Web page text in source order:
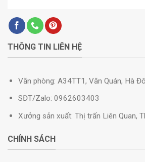
THÔNG TIN LIÊN HỆ
Văn phòng: A34TT1, Văn Quán, Hà
SĐT/Zalo: 0962603403
Xưởng sản xuất: Thị trấn Liên Quan,
CHÍNH SÁCH